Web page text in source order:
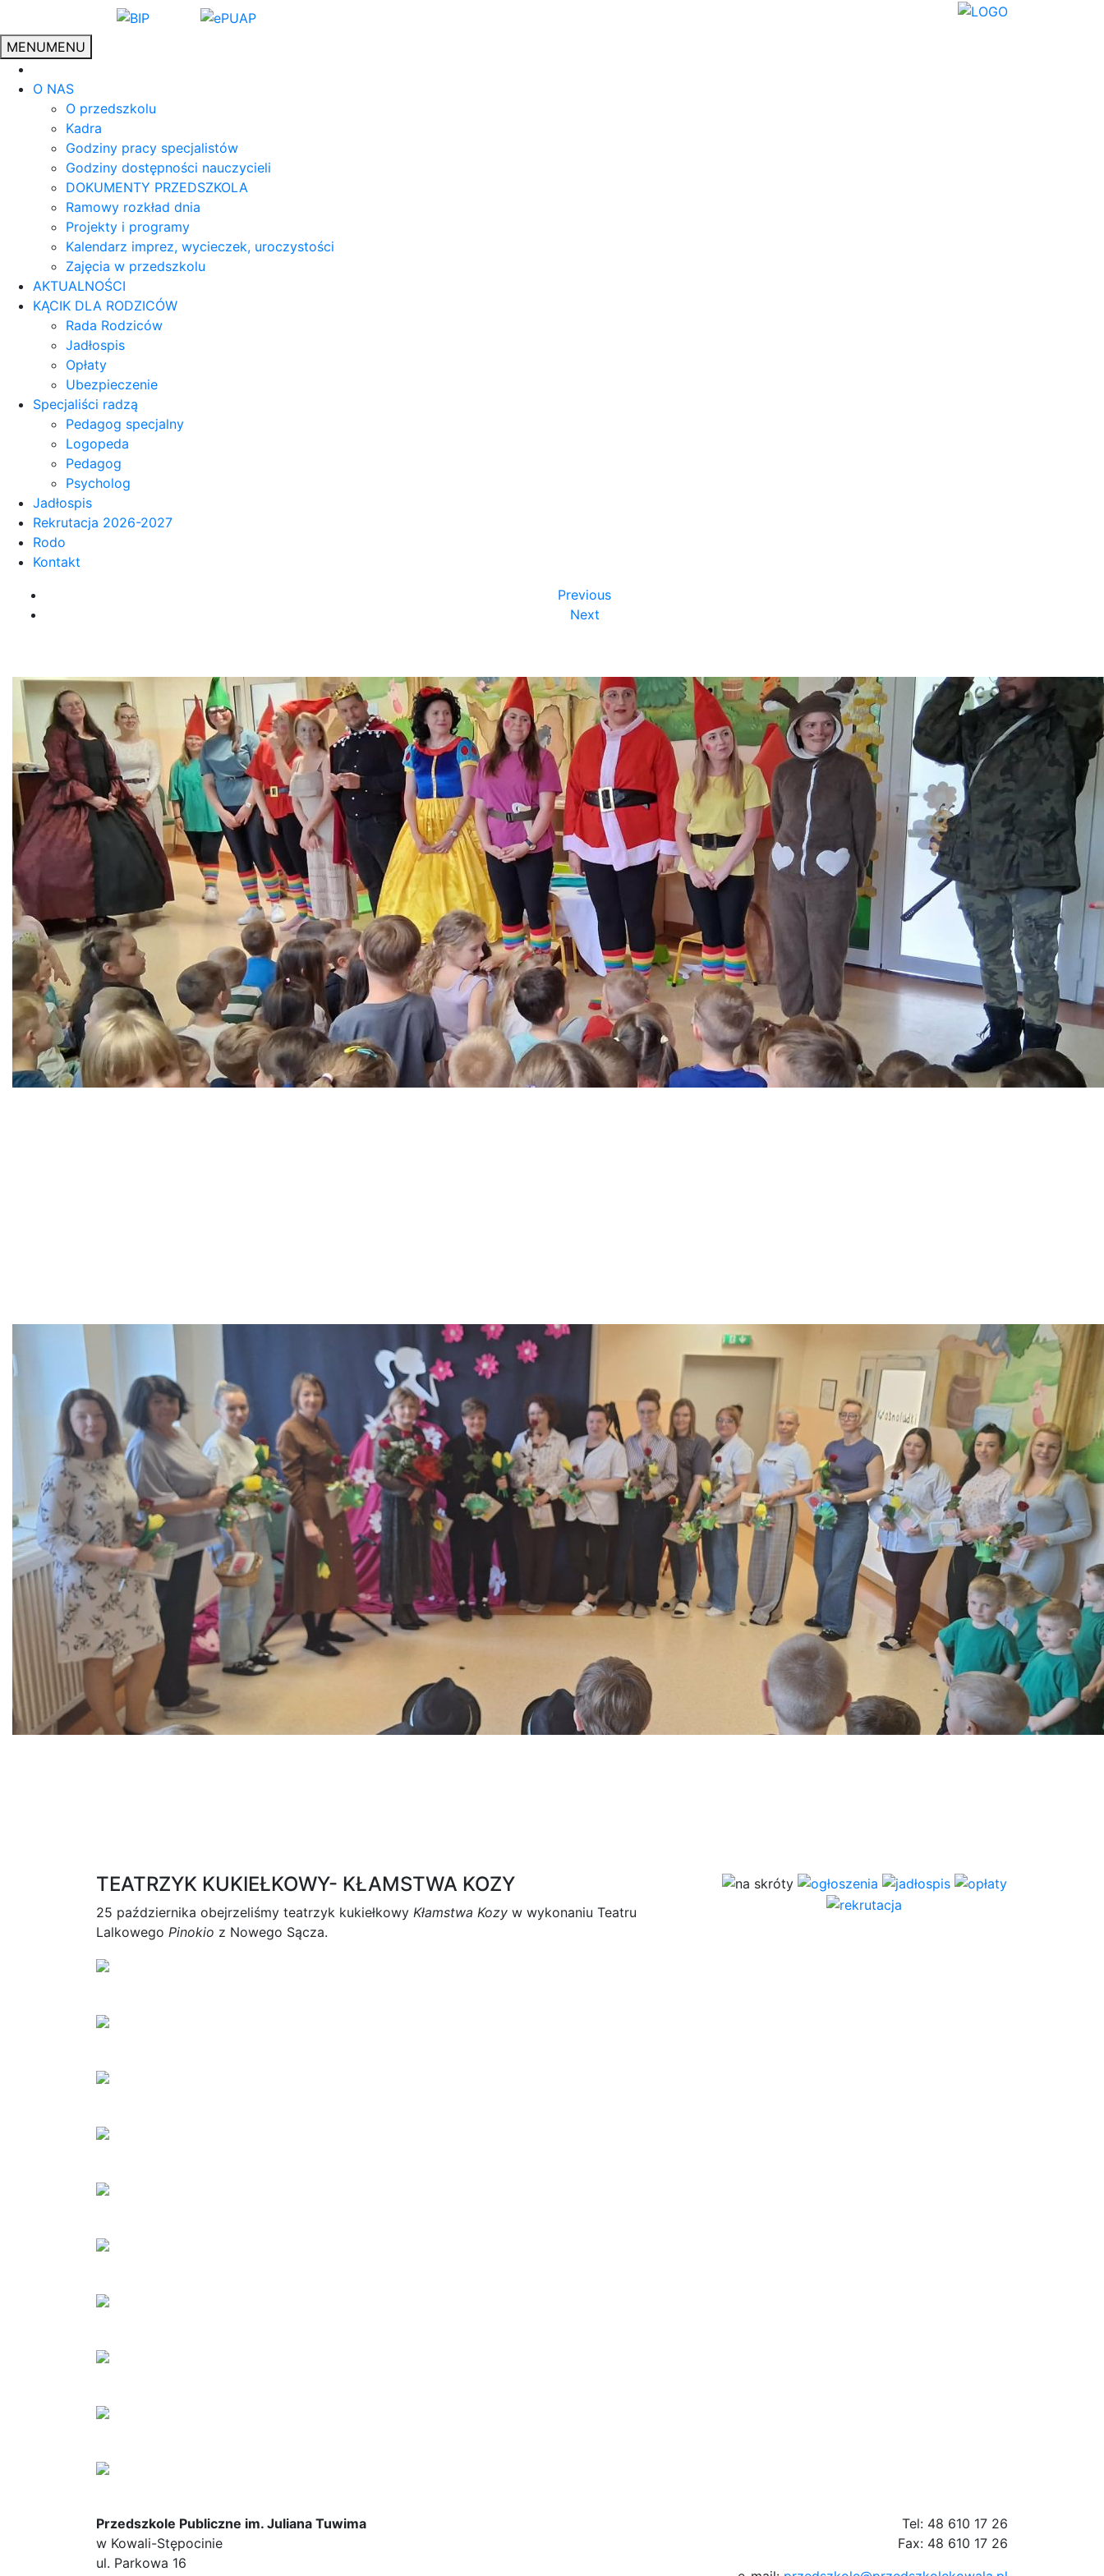
MENUMENU
O NAS
O przedszkolu
Kadra
Godziny pracy specjalistów
Godziny dostępności nauczycieli
DOKUMENTY PRZEDSZKOLA
Ramowy rozkład dnia
Projekty i programy
Kalendarz imprez, wycieczek, uroczystości
Zajęcia w przedszkolu
AKTUALNOŚCI
KĄCIK DLA RODZICÓW
Rada Rodziców
Jadłospis
Opłaty
Ubezpieczenie
Specjaliści radzą
Pedagog specjalny
Logopeda
Pedagog
Psycholog
Jadłospis
Rekrutacja 2026-2027
Rodo
Kontakt
Previous
Next
TEATRZYK KUKIEŁKOWY- KŁAMSTWA KOZY
25 października obejrzeliśmy teatrzyk kukiełkowy Kłamstwa Kozy w wykonaniu Teatru
Lalkowego Pinokio z Nowego Sącza.
Przedszkole Publiczne im. Juliana Tuwima
w Kowali-Stępocinie
ul. Parkowa 16
Tel: 48 610 17 26
Fax: 48 610 17 26